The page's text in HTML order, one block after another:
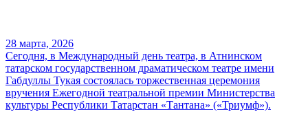
28 марта, 2026
Сегодня, в Международный день театра, в Атнинском
татарском государственном драматическом театре имени
Габдуллы Тукая состоялась торжественная церемония
вручения Ежегодной театральной премии Министерства
культуры Республики Татарстан «Тантана» («Триумф»).